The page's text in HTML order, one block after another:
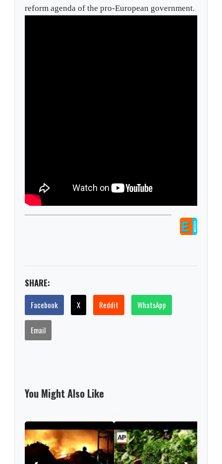
reform agenda of the pro-European government.
SHARE:
Facebook X Reddit WhatsApp
Email
You Might Also Like